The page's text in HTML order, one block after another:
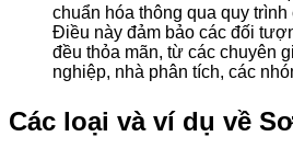
chuẩn hóa thông qua quy
Điều này đảm bảo các đối
đều thỏa mãn, từ các chuyên
nghiệp, nhà phân tích, các
Các loại và ví dụ về